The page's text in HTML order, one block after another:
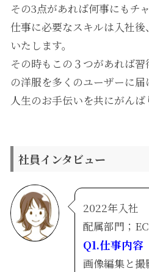
その3点があれば何事にもチ
仕事に必要なスキルは入社
いたします。
その時もこの３つがあれば
の洋服を多くのユーザーに
人生のお手伝いを共にがんば
社員インタビュー
2022年入社
配属部門；
Q1.仕事内容
画像編集と撮